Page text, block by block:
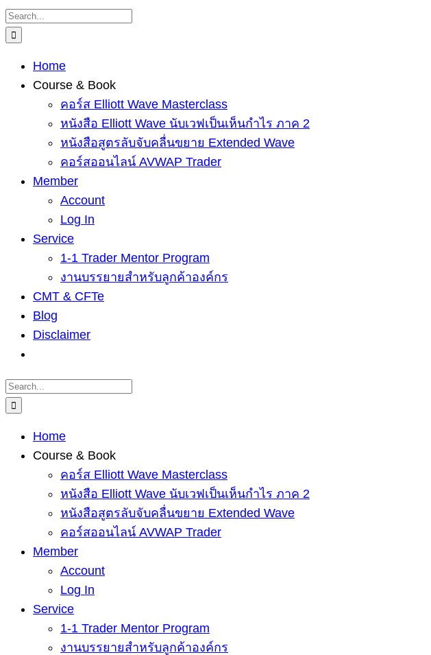
Skip
to
Search
for:
Home
Course & Book
คอร์ส Elliott Wave Masterclass
หนังสือ Elliott Wave นับเวฟเป็นเห็นกำไร ภาค 2
หนังสือสูตรลับจับคลื่นขยาย Extended Wave
คอร์สออนไลน์ AVWAP Trader
Member
Account
Log In
Service
1-1 Trader Mentor Program
งานบรรยายสำหรับลูกค้าองค์กร
CMT & CFTe
Blog
Disclaimer
Search
for:
Home
Course & Book
คอร์ส Elliott Wave Masterclass
หนังสือ Elliott Wave นับเวฟเป็นเห็นกำไร ภาค 2
หนังสือสูตรลับจับคลื่นขยาย Extended Wave
คอร์สออนไลน์ AVWAP Trader
Member
Account
Log In
Service
1-1 Trader Mentor Program
งานบรรยายสำหรับลูกค้าองค์กร